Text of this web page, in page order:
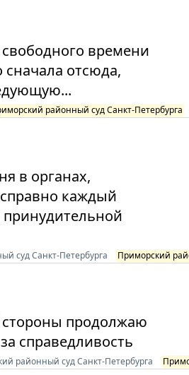
времени
отсюда,
районный суд Санкт-Петербурга
в органах,
каждый
принудительной
суд Санкт-Петербурга Приморский
стороны продолжаю
справедливость
районный суд Санкт-Петербурга